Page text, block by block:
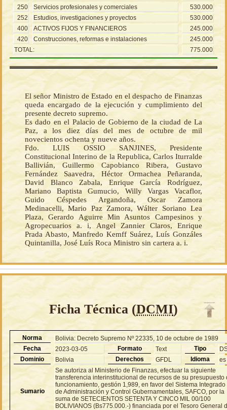
250
Servicios profesionales y comerciales
530.000
252
Estudios, investigaciones y proyectos
530.000
400
ACTIVOS FIJOS Y FINANCIEROS
245.000
420
Construcciones, reformas e instalaciones
245.000
TOTAL:
775.000
El señor Ministro de Estado en el despacho de Finanzas
queda encargado de la ejecución y cumplimiento del
presente decreto supremo.
Es dado en el Palacio de Gobierno de la ciudad de La
Paz, a los diez días del mes de octubre de mil
novecientos ochenta y nueve años.
Fdo. LUIS OSSIO SANJINES, Presidente
Constitucional Interino de la Republica, Carlos Iturralde
Ballivián, Guillermo Capobianco Ribera, Gustavo
Fernández Saavedra, Héctor Ormachea Peñaranda,
David Blanco Zabala, Enrique García Rodríguez,
Mariano Baptista Gumucio, Willy Vargas Vacaflor,
Guido Céspedes Argandoña, Oscar Zamora
Medinacelli, Mario Paz Zamora, Wálter Soriano Lea
Plaza, Gerardo Aguirre Min Asuntos Campesinos y
Agropecuarios a. i, Angel Zannier Claros, Enrique
Prada Abasto, Manfredo Kemff Suárez, Luís Gonzáles
Quintanilla, José Luís Roca Ministro sin cartera a. i.
Ficha Técnica (DCMI)
Norma
Bolivia: Decreto Supremo Nº 22335, 10 de octubre de 1989
Fecha
2023-03-05 Formato Text Tipo
Dominio
Bolivia Derechos GFDL Idioma es
Sumario
Se autoriza al Ministerio de Finanzas, efectuar la siguiente
transferencia interinstitucional de recursos de su presupuesto
funcionamiento, gestión 1,989, en favor del Sistema Integrado
de Administración y Control Gubernamentales, SAFCO, por la
suma de SETECIENTOS SETENTA Y CINCO MIL 00/100
BOLIVIANOS (Bs775.000.-) financiada por el Tesoro General